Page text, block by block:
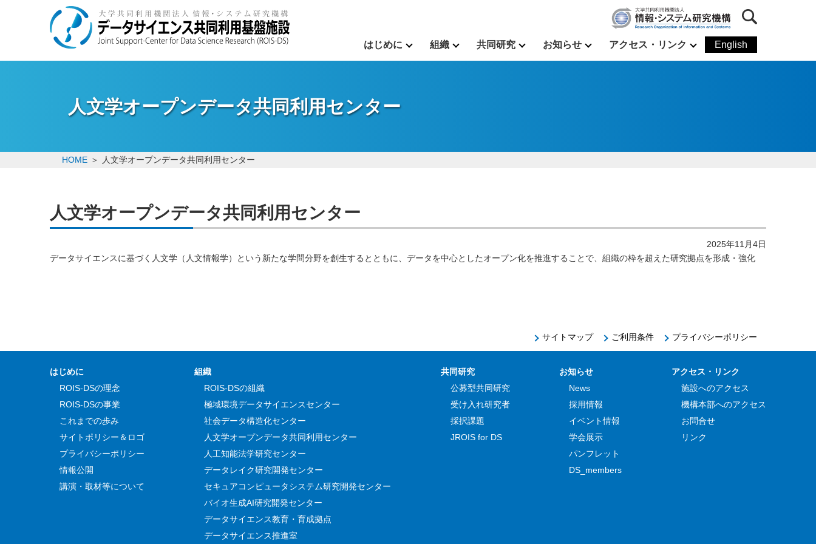
はじめに 組織 共同研究 お知らせ アクセス・リンク English
人文学オープンデータ共同利用センター
HOME 人文学オープンデータ共同利用センター
人文学オープンデータ共同利用センター
2025年11月4日
データサイエンスに基づく人文学（人文情報学）という新たな学問分野を創生するとともに、データを中心としたオープン化を推進することで、組織の枠を超えた研究拠点を形成・強化
サイトマップ ご利用条件 プライバシーポリシー
はじめに
ROIS-DSの理念
ROIS-DSの事業
これまでの歩み
サイトポリシー＆ロゴ
プライバシーポリシー
情報公開
講演・取材等について
組織
ROIS-DSの組織
極域環境データサイエンスセンター
社会データ構造化センター
人文学オープンデータ共同利用センター
人工知能法学研究センター
データレイク研究開発センター
セキュアコンピュータシステム研究開発センター
バイオ生成AI研究開発センター
データサイエンス教育・育成拠点
データサイエンス推進室
共同研究
公募型共同研究
受け入れ研究者
採択課題
JROIS for DS
お知らせ
News
採用情報
イベント情報
学会展示
パンフレット
DS_members
アクセス・リンク
施設へのアクセス
機構本部へのアクセス
お問合せ
リンク